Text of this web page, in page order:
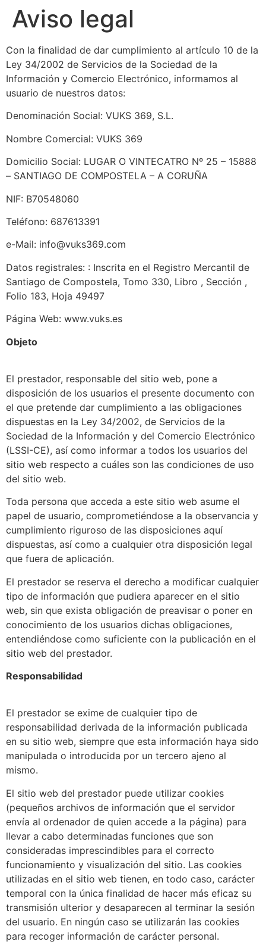
Aviso legal
Con la finalidad de dar cumplimiento al artículo 10 de la
Ley 34/2002 de Servicios de la Sociedad de la
Información y Comercio Electrónico, informamos al
usuario de nuestros datos:
Denominación Social: VUKS 369, S.L.
Nombre Comercial: VUKS 369
Domicilio Social: LUGAR O VINTECATRO Nº 25 – 15888
– SANTIAGO DE COMPOSTELA – A CORUÑA
NIF: B70548060
Teléfono: 687613391
e-Mail: info@vuks369.com
Datos registrales: : Inscrita en el Registro Mercantil de
Santiago de Compostela, Tomo 330, Libro , Sección ,
Folio 183, Hoja 49497
Página Web: www.vuks.es
Objeto
El prestador, responsable del sitio web, pone a
disposición de los usuarios el presente documento con
el que pretende dar cumplimiento a las obligaciones
dispuestas en la Ley 34/2002, de Servicios de la
Sociedad de la Información y del Comercio Electrónico
(LSSI-CE), así como informar a todos los usuarios del
sitio web respecto a cuáles son las condiciones de uso
del sitio web.
Toda persona que acceda a este sitio web asume el
papel de usuario, comprometiéndose a la observancia y
cumplimiento riguroso de las disposiciones aquí
dispuestas, así como a cualquier otra disposición legal
que fuera de aplicación.
El prestador se reserva el derecho a modificar cualquier
tipo de información que pudiera aparecer en el sitio
web, sin que exista obligación de preavisar o poner en
conocimiento de los usuarios dichas obligaciones,
entendiéndose como suficiente con la publicación en el
sitio web del prestador.
Responsabilidad
El prestador se exime de cualquier tipo de
responsabilidad derivada de la información publicada
en su sitio web, siempre que esta información haya sido
manipulada o introducida por un tercero ajeno al
mismo.
El sitio web del prestador puede utilizar cookies
(pequeños archivos de información que el servidor
envía al ordenador de quien accede a la página) para
llevar a cabo determinadas funciones que son
consideradas imprescindibles para el correcto
funcionamiento y visualización del sitio. Las cookies
utilizadas en el sitio web tienen, en todo caso, carácter
temporal con la única finalidad de hacer más eficaz su
transmisión ulterior y desaparecen al terminar la sesión
del usuario. En ningún caso se utilizarán las cookies
para recoger información de carácter personal.